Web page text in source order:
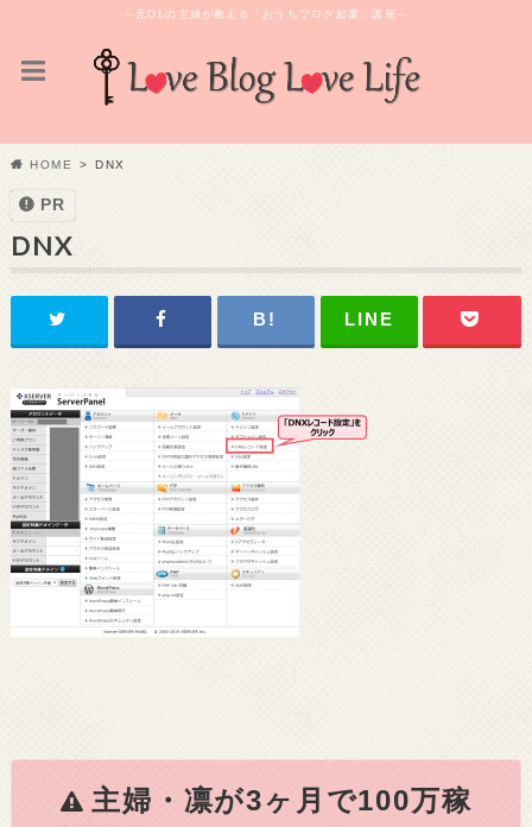
～元OLの主婦が教える「おうちブログ起業」講座～
HOME DNX
PR
DNX
主婦・凛が3ヶ月で100万稼